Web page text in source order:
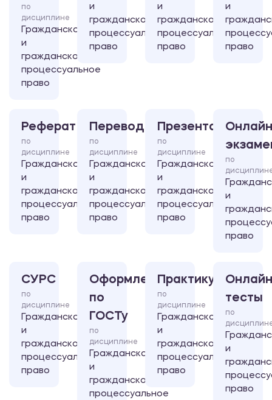
по
дисциплине
Гражданское
и
гражданско-
процессуальное
право
и
гражданско-
процессуальное
право
и
гражданско-
процессуальное
право
и
право
Реферат
по
дисциплине
Гражданское
и
гражданско-
процессуальное
право
Перевод
по
дисциплине
Гражданское
и
гражданско-
процессуальное
право
Презентация
по
дисциплине
Гражданское
и
гражданско-
процессуальное
право
по
и
право
СУРС
по
дисциплине
Гражданское
и
гражданско-
процессуальное
право
Оформление
по
ГОСТу
по
дисциплине
Гражданское
и
гражданско-
процессуальное
Практикум
по
дисциплине
Гражданское
и
гражданско-
процессуальное
право
тесты
по
и
право